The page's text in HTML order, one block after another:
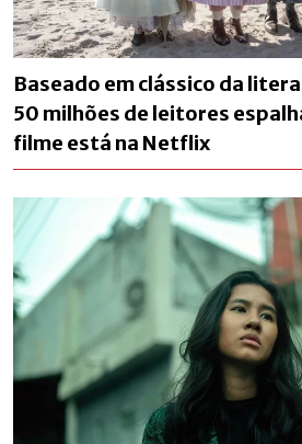
Baseado em clássico da
50 milhões de leitores
filme está na Netflix